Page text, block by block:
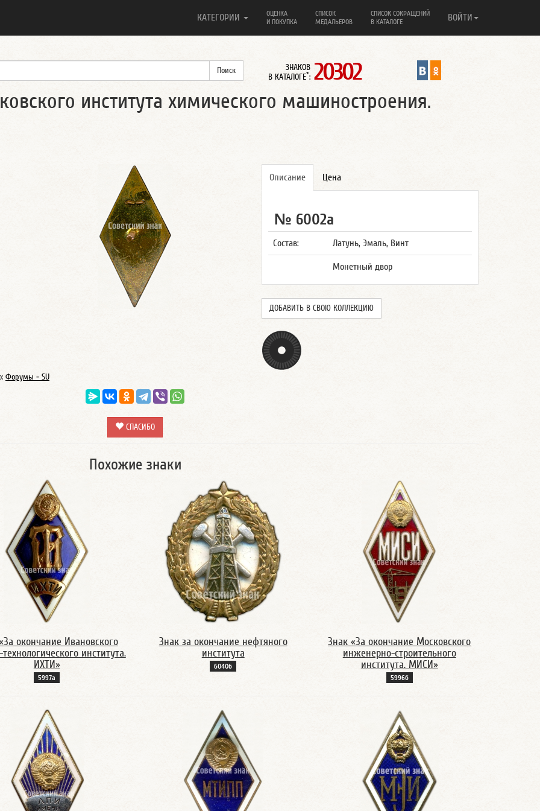
КАТЕГОРИИ
ОЦЕНКА
И ПОКУПКА
СПИСОК
МЕДАЛЬЕРОВ
СПИСОК СОКРАЩЕНИЙ
В КАТАЛОГЕ
ВОЙТИ
ЗНАКОВ
В КАТАЛОГЕ*: 20302
института химического машиностроения.
Описание Цена
№ 6002а
Состав: Латунь, Эмаль, Винт
Монетный двор
ДОБАВИТЬ В СВОЮ КОЛЛЕКЦИЮ
Форумы - SU
СПАСИБО
Похожие знаки
окончание Ивановского
института.
ИХТИ»
5997а
Знак за окончание нефтяного
института
6040б
Знак «За окончание Московского
инженерно-строительного
института. МИСИ»
5996б